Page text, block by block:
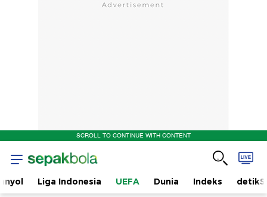
SCROLL TO CONTINUE WITH CONTENT
Liga Indonesia UEFA Dunia Indeks